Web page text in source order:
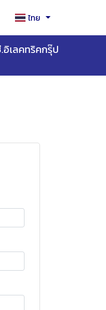
ไทย
เลคทริคกรุ๊ป